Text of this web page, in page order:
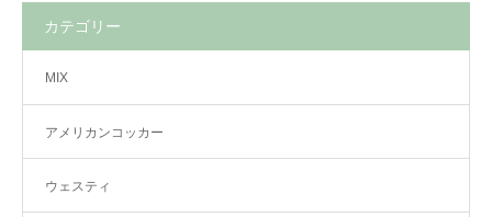
カテゴリー
MIX
アメリカンコッカー
ウェスティ